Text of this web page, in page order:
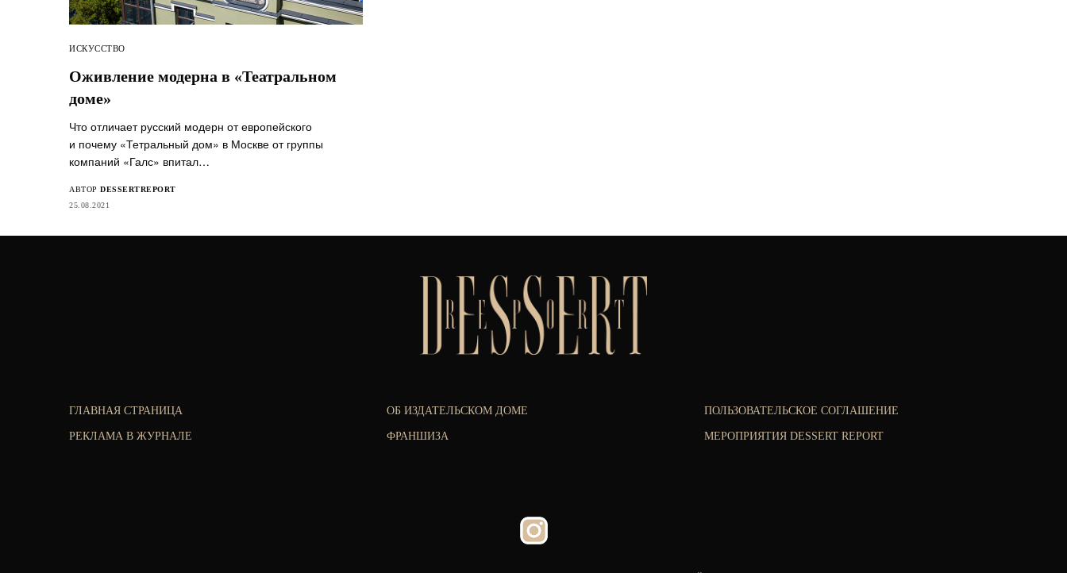
ИСКУССТВО
Оживление модерна в «Театральном
доме»
Что отличает русский модерн от европейского
и почему «Тетральный дом» в Москве от группы
компаний «Галс» впитал…
АВТОР DESSERTREPORT
25.08.2021
ГЛАВНАЯ СТРАНИЦА
РЕКЛАМА В ЖУРНАЛЕ
ОБ ИЗДАТЕЛЬСКОМ ДОМЕ
ФРАНШИЗА
ПОЛЬЗОВАТЕЛЬСКОЕ СОГЛАШЕНИЕ
МЕРОПРИЯТИЯ DESSERT REPORT